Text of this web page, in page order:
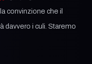
convinzione che il
davvero i culi. Staremo